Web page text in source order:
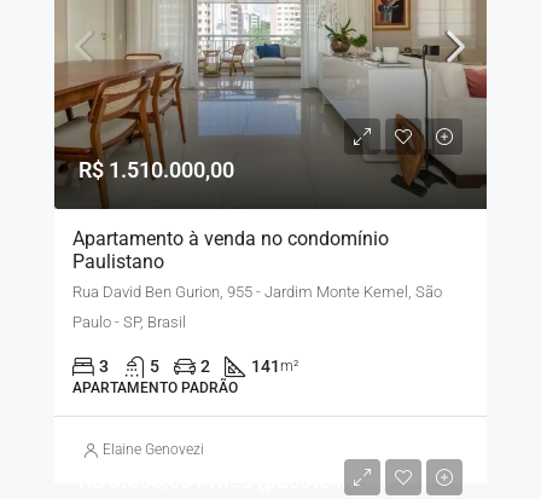
R$ 1.510.000,00
Apartamento à venda no condomínio
Paulistano
Rua David Ben Gurion, 955 - Jardim Monte Kemel, São
Paulo - SP, Brasil
3 5 2 141m²
APARTAMENTO PADRÃO
Elaine Genovezi
R$ 8.500,00 / mês (pacote inclui